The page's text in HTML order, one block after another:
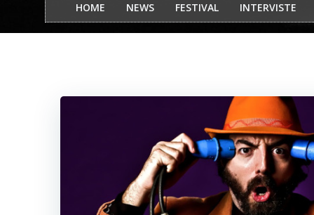
HOME NEWS FESTIVAL INTERVISTE